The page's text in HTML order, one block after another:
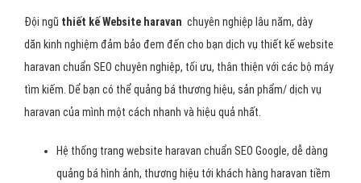
Đội ngũ thiết kế Website haravan chuyên nghiệp lâu năm, dày
dăn kinh nghiệm đảm bảo đem đến cho bạn dịch vụ thiết kế website
haravan chuẩn SEO chuyên nghiệp, tối ưu, thân thiện với các bộ máy
tìm kiếm. Dể bạn có thể quảng bá thương hiệu, sản phẩm/ dịch vụ
haravan của mình một cách nhanh và hiệu quả nhất.
Hệ thống trang website haravan chuẩn SEO Google, dễ dàng
quảng bá hình ảnh, thương hiệu tới khách hàng haravan tiềm